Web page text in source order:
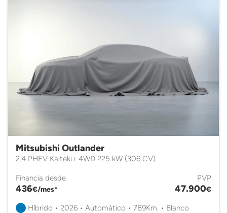
Mitsubishi Outlander
2.4 PHEV Kaiteki+ 4WD 225 kW (306 CV)
Financia desde
436€/mes*
PVP
47.900€
Híbrido • 2026 • Automático • 789Km. • Blanco